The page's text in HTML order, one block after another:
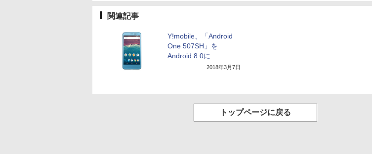
関連記事
Y!mobile、「Android
One 507SH」を
Android 8.0に
2018年3月7日
トップページに戻る